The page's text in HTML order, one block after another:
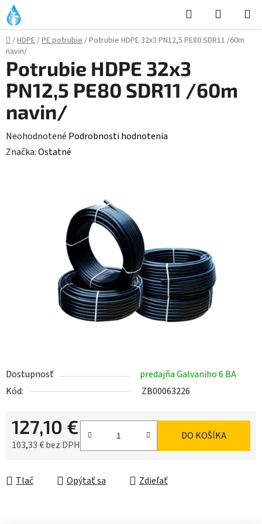
Prejsť
na
obsah
Hľadať
KOŠÍK
Domov
/HDPE/PE potrubie/Potrubie HDPE 32x3 PN12,5 PE80 SDR11 /60m
navin/
Dostupnosť
predajňa Galvaniho 6 BA
Kód:
ZB00063226
127,10 €
103,33 € bez DPH
DO KOŠÍKA
Tlač Opýtať sa Zdieľať
Potrubie HDPE 32x3
PN12,5 PE80 SDR11 /60m
navin/
Priemerné
hodnotenie
Neohodnotené Podrobnosti hodnotenia
Značka:Ostatné